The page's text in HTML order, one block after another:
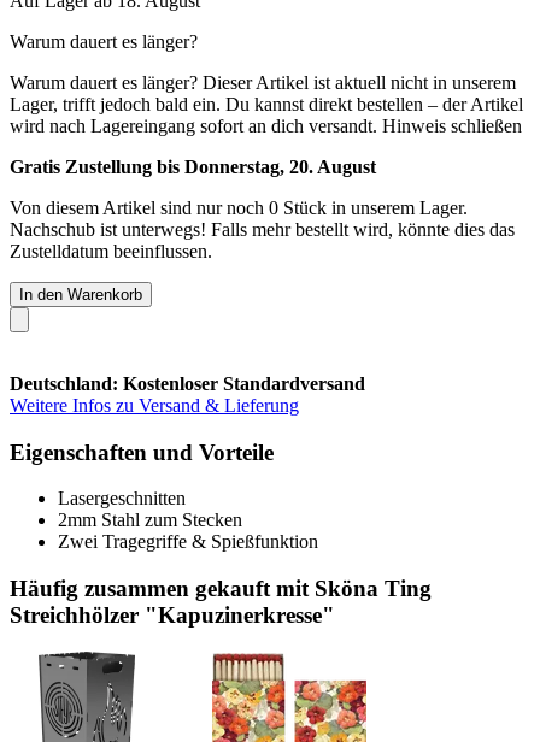
Warum dauert es länger?
Warum dauert es länger? Dieser Artikel ist aktuell nicht in unserem
Lager, trifft jedoch bald ein. Du kannst direkt bestellen – der Artikel
wird nach Lagereingang sofort an dich versandt. Hinweis schließen
Gratis Zustellung bis Donnerstag, 20. August
Von diesem Artikel sind nur noch 0 Stück in unserem Lager.
Nachschub ist unterwegs! Falls mehr bestellt wird, könnte dies das
Zustelldatum beeinflussen.
In den Warenkorb
Deutschland: Kostenloser Standardversand
Weitere Infos zu Versand & Lieferung
Eigenschaften und Vorteile
Lasergeschnitten
2mm Stahl zum Stecken
Zwei Tragegriffe & Spießfunktion
Häufig zusammen gekauft mit Sköna Ting
Streichhölzer "Kapuzinerkresse"